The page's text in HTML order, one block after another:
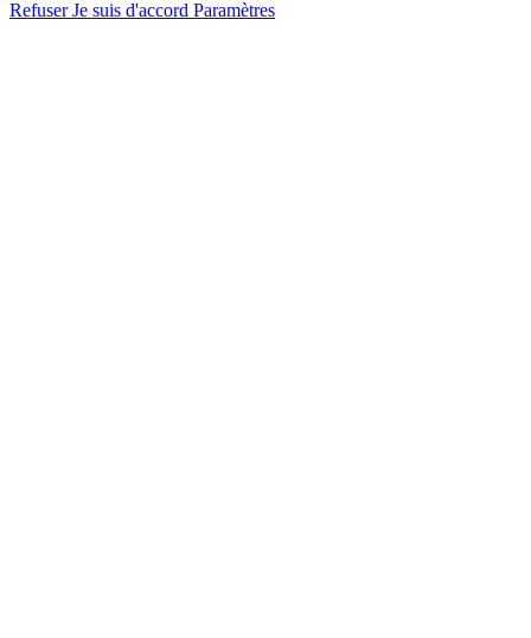
RefuserJe suis d'accord Paramètres